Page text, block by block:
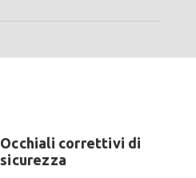
Occhiali correttivi di
sicurezza